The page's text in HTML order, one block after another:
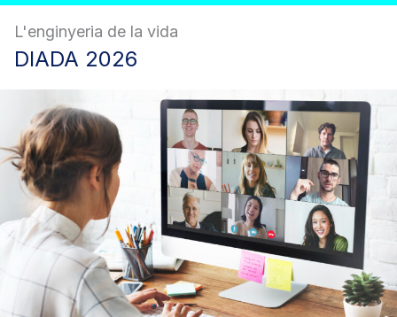
L'enginyeria de la vida
DIADA 2026